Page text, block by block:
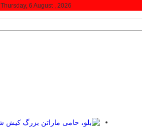
Thursday, 6 August , 2026